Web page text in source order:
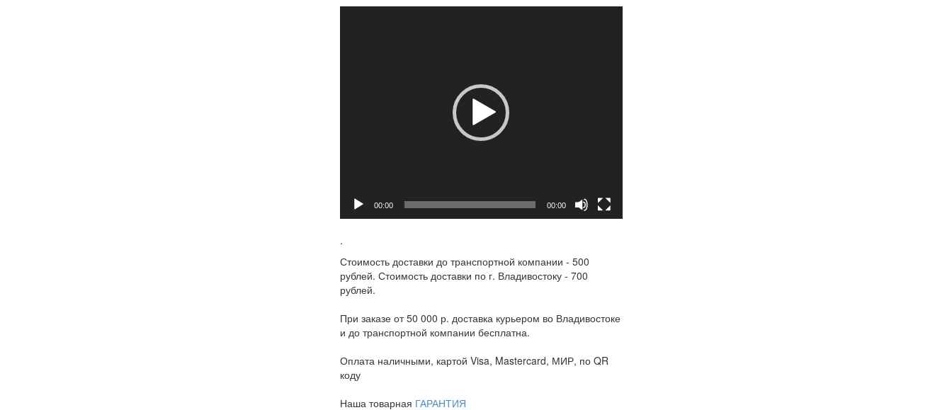
00:00 00:00
.
Стоимость доставки до транспортной компании - 500
рублей. Стоимость доставки по г. Владивостоку - 700
рублей.
При заказе от 50 000 р. доставка курьером во Владивостоке
и до транспортной компании бесплатна.
Оплата наличными, картой Visa, Mastercard, МИР, по QR
коду
Наша товарная ГАРАНТИЯ